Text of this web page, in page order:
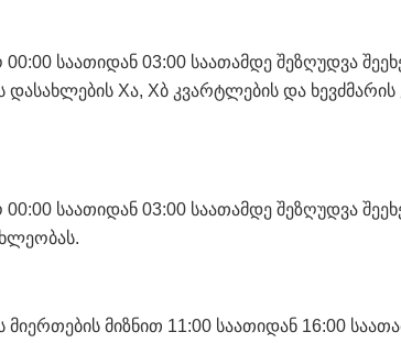
საათიდან 03:00 საათამდე შეზღუდვა
დასახლების Xა, Xბ კვარტლების და
საათიდან 03:00 საათამდე შეზღუდვა
მიერთების მიზნით 11:00 საათიდან 16:00